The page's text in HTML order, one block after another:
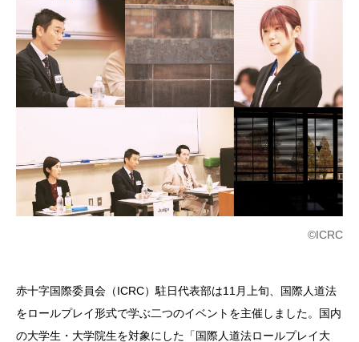
©ICRC
赤十字国際委員会（ICRC）駐日代表部は11月上旬、国際人道法
をロールプレイ形式で学ぶ二つのイベントを主催しました。国内
の大学生・大学院生を対象にした「国際人道法ロールプレイ大